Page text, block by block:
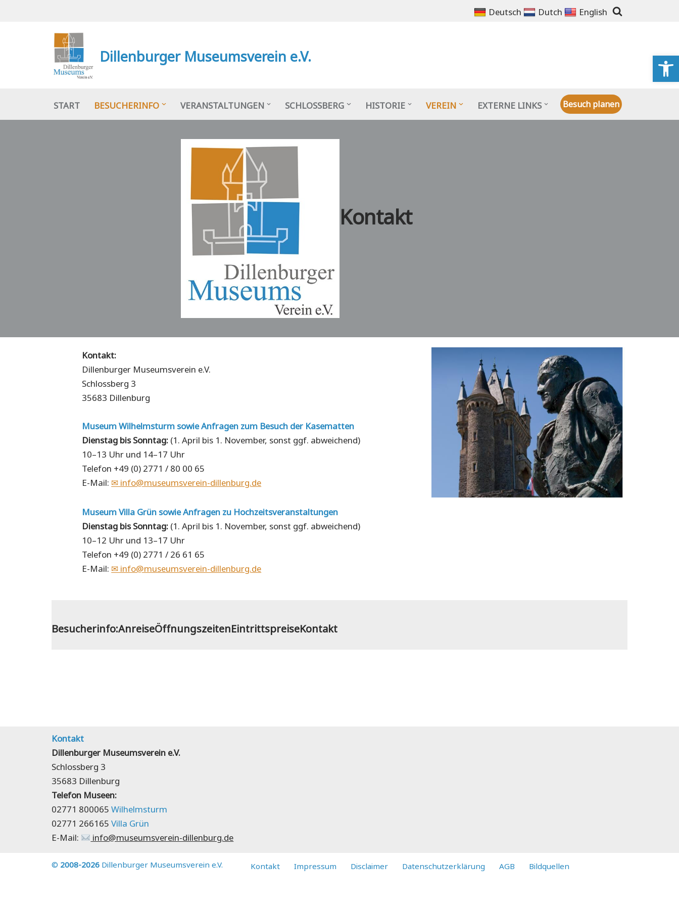
Deutsch Dutch English
Dillenburger Museumsverein e.V.
START BESUCHERINFO VERANSTALTUNGEN SCHLOSSBERG HISTORIE VEREIN EXTERNE LINKS Besuch planen
Kontakt
Kontakt:
Dillenburger Museumsverein e.V.
Schlossberg 3
35683 Dillenburg
Museum Wilhelmsturm sowie Anfragen zum Besuch der Kasematten
Dienstag bis Sonntag:(1. April bis 1. November, sonst ggf. abweichend)
10–13 Uhr und 14–17 Uhr
Telefon +49 (0) 2771 / 80 00 65
E-Mail:✉ info@museumsverein-dillenburg.de
Museum Villa Grün sowie Anfragen zu Hochzeitsveranstaltungen
Dienstag bis Sonntag:(1. April bis 1. November, sonst ggf. abweichend)
10–12 Uhr und 13–17 Uhr
Telefon +49 (0) 2771 / 26 61 65
E-Mail:✉ info@museumsverein-dillenburg.de
Besucherinfo:AnreiseÖffnungszeitenEintrittspreiseKontakt
Kontakt
Dillenburger Museumsverein e.V.
Schlossberg 3
35683 Dillenburg
Telefon Museen:
02771 800065Wilhelmsturm
02771 266165Villa Grün
E-Mail:
info@museumsverein-dillenburg.de
© 2008-2026Dillenburger Museumsverein e.V. Kontakt Impressum Disclaimer Datenschutzerklärung AGB Bildquellen